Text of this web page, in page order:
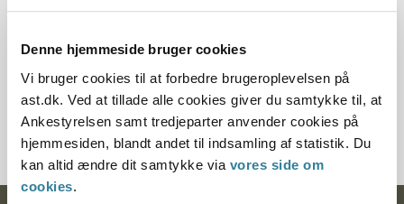
Denne hjemmeside bruger cookies
Vi bruger cookies til at forbedre brugeroplevelsen på
ast.dk. Ved at tillade alle cookies giver du samtykke til, at
Ankestyrelsen samt tredjeparter anvender cookies på
hjemmesiden, blandt andet til indsamling af statistik. Du
kan altid ændre dit samtykke via vores side om
cookies.
§ 37 § 46
Journalnummer
21256-91